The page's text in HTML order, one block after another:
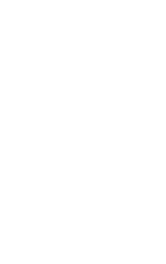
til
om anlægsstyring,
af en aftale med en
der kan
rettigheder
som er ulovligt,
injurierende